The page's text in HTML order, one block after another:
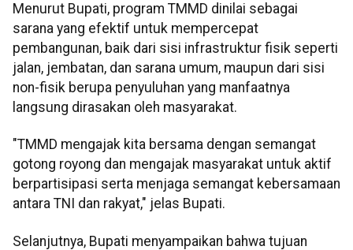
Menurut Bupati, program TMMD dinilai sebagai
sarana yang efektif untuk mempercepat
pembangunan, baik dari sisi infrastruktur fisik seperti
jalan, jembatan, dan sarana umum, maupun dari sisi
non-fisik berupa penyuluhan yang manfaatnya
langsung dirasakan oleh masyarakat.
"TMMD mengajak kita bersama dengan semangat
gotong royong dan mengajak masyarakat untuk aktif
berpartisipasi serta menjaga semangat kebersamaan
antara TNI dan rakyat," jelas Bupati.
Selanjutnya, Bupati menyampaikan bahwa tujuan